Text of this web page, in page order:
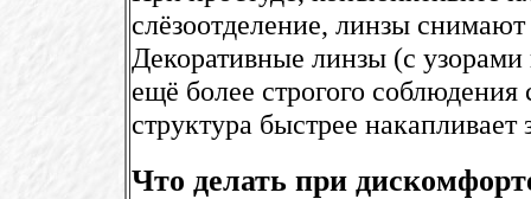
слёзоотделение, линзы
Декоративные линзы (с
ещё более строгого
структура быстрее накапливает
Что делать при